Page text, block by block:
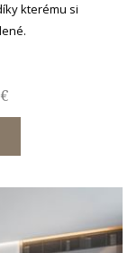
kterému si